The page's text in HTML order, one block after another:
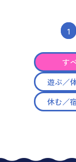
1
す
遊ぶ／
休む／